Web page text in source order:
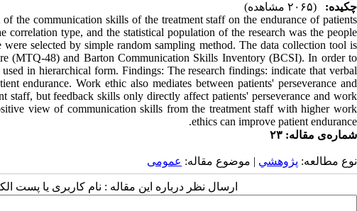
چکیده:
(۲۰۶۵ مشاهده)
the communication skills of the treatment staff on the endurance of patients
type, and the statistical population of the research was the people
selected by simple random sampling method. The data collection tool is
(MTQ-48) and Barton Communication Skills Inventory (BCSI). In order to
in hierarchical form. Findings: The research findings: indicate that verbal
endurance. Work ethic also mediates between patients' perseverance and
but feedback skills only directly affect patients' perseverance and work
view of communication skills from the treatment staff with higher work
ethics can improve patient endurance.
شماره‌ی مقاله: ۲۳
نوع مطالعه: پژوهشي | موضوع مقاله: عمومى
ارسال نظر درباره این مقاله : نام کاربری یا پست